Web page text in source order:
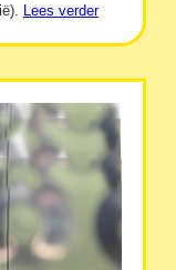
Lees verder